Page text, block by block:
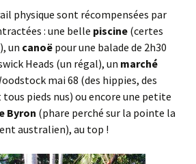
physique sont récompensées par
: une belle piscine (certes
un canoë pour une balade de 2h30
Heads (un régal), un marché
mai 68 (des hippies, des
pieds nus) ou encore une petite
Byron (phare perché sur la pointe la
australien), au top !